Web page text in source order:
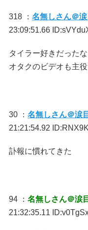
318 ： 名無しさん＠涙
23:09:51.66
タイラー好きだった
オタクのビデオも主役
30 ： 名無しさん＠涙
21:21:54.92
訃報に慣れてきた
94 ： 名無しさん＠涙
21:32:35.11